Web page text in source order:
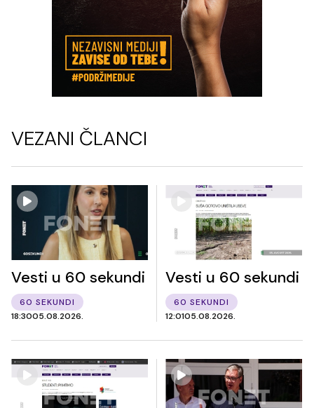
VEZANI ČLANCI
Vesti u 60 sekundi
60 SEKUNDI
18:3005.08.2026.
Vesti u 60 sekundi
60 SEKUNDI
12:0105.08.2026.